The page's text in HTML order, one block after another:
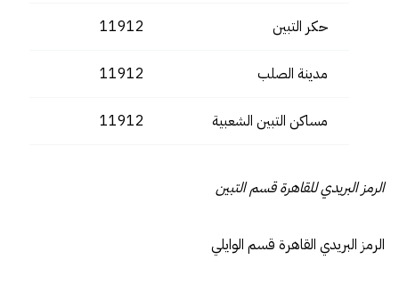
حكر التبين 11912
مدينة الصلب 11912
مساكن التبين الشعبية 11912
الرمز البريدي للقاهرة قسم التبين
الرمز البريدي القاهرة قسم الوايلي